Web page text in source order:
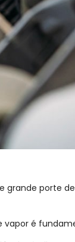
grande porte
vapor é